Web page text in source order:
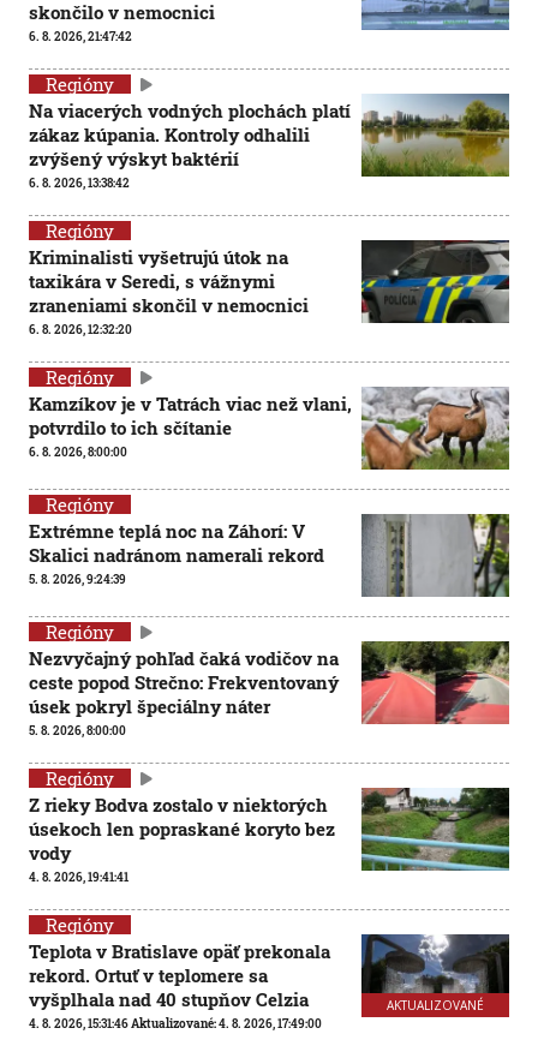
skončilo v nemocnici
6. 8. 2026, 21:47:42
Regióny
Na viacerých vodných plochách platí
zákaz kúpania. Kontroly odhalili
zvýšený výskyt baktérií
6. 8. 2026, 13:38:42
Regióny
Kriminalisti vyšetrujú útok na
taxikára v Seredi, s vážnymi
zraneniami skončil v nemocnici
6. 8. 2026, 12:32:20
Regióny
Kamzíkov je v Tatrách viac než vlani,
potvrdilo to ich sčítanie
6. 8. 2026, 8:00:00
Regióny
Extrémne teplá noc na Záhorí: V
Skalici nadránom namerali rekord
5. 8. 2026, 9:24:39
Regióny
Nezvyčajný pohľad čaká vodičov na
ceste popod Strečno: Frekventovaný
úsek pokryl špeciálny náter
5. 8. 2026, 8:00:00
Regióny
Z rieky Bodva zostalo v niektorých
úsekoch len popraskané koryto bez
vody
4. 8. 2026, 19:41:41
AKTUALIZOVANÉ
Regióny
Teplota v Bratislave opäť prekonala
rekord. Ortuť v teplomere sa
vyšplhala nad 40 stupňov Celzia
4. 8. 2026, 15:31:46Aktualizované:4. 8. 2026, 17:49:00